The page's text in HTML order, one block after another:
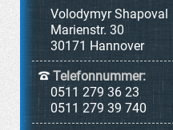
Volodymyr Shapoval
Marienstr. 30
30171 Hannover
Telefonnummer:
0511 279 36 23
0511 279 39 740